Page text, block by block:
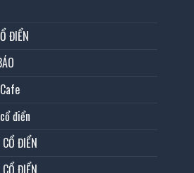
ĐIỂN
điển
ĐIỂN
ĐIỂN